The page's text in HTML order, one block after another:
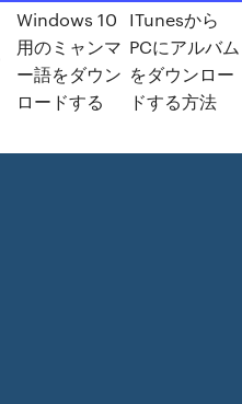
Windows 10
用のミャンマ
ー語をダウン
ロードする
ITunesから
PCにアルバム
をダウンロー
ドする方法